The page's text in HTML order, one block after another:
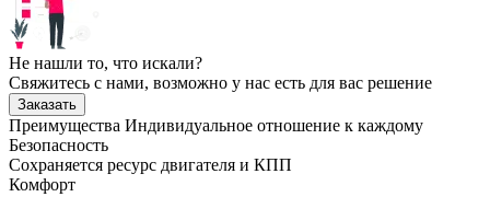
Не нашли то, что искали?
Свяжитесь с нами, возможно у нас есть для вас решение
Заказать
Преимущества Индивидуальное отношение к каждому
Безопасность
Сохраняется ресурс двигателя и КПП
Комфорт